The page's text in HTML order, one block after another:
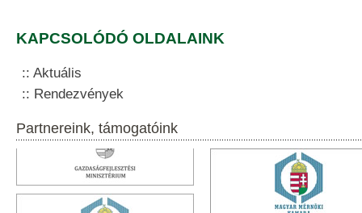
KAPCSOLÓDÓ OLDALAINK
Aktuális
Rendezvények
Partnereink, támogatóink